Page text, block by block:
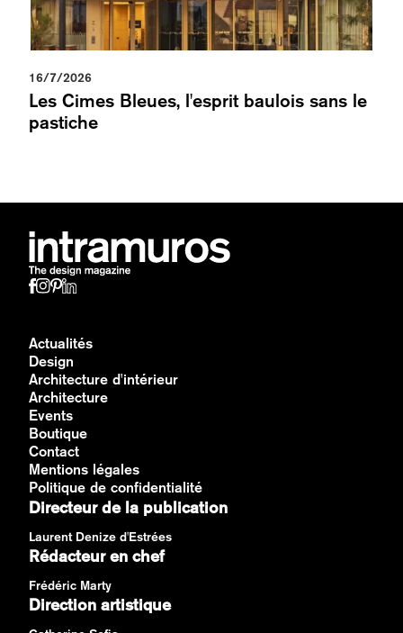
16/7/2026
Les Cimes Bleues, l'esprit baulois sans le
pastiche
Actualités
Design
Architecture d'intérieur
Architecture
Events
Boutique
Contact
Mentions légales
Politique de confidentialité
Directeur de la publication
Laurent Denize d'Estrées
Rédacteur en chef
Frédéric Marty
Direction artistique